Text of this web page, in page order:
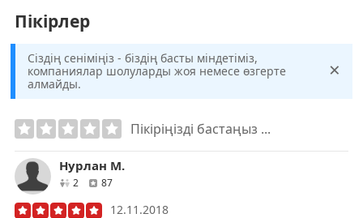
Пікірлер
Сіздің сеніміңіз - біздің басты міндетіміз,
компаниялар шолуларды жоя немесе өзгерте
алмайды.
×
Пікіріңізді бастаңыз ...
Нурлан М.
2 друзей
87отзывов
12.11.2018